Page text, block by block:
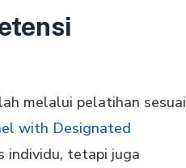
melalui pelatihan sesuai
with Designated
individu, tetapi juga